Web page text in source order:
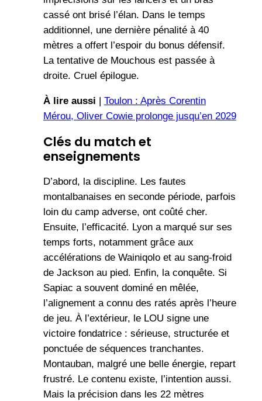
cassé ont brisé l’élan. Dans le temps
additionnel, une dernière pénalité à 40
mètres a offert l’espoir du bonus défensif.
La tentative de Mouchous est passée à
droite. Cruel épilogue.
À lire aussi
Toulon : Après Corentin
Mérou, Oliver Cowie prolonge jusqu’en 2029
Clés du match et
enseignements
D’abord, la discipline. Les fautes
montalbanaises en seconde période, parfois
loin du camp adverse, ont coûté cher.
Ensuite, l’efficacité. Lyon a marqué sur ses
temps forts, notamment grâce aux
accélérations de Wainiqolo et au sang-froid
de Jackson au pied. Enfin, la conquête. Si
Sapiac a souvent dominé en mêlée,
l’alignement a connu des ratés après l’heure
de jeu. À l’extérieur, le LOU signe une
victoire fondatrice : sérieuse, structurée et
ponctuée de séquences tranchantes.
Montauban, malgré une belle énergie, repart
frustré. Le contenu existe, l’intention aussi.
Mais la précision dans les 22 mètres